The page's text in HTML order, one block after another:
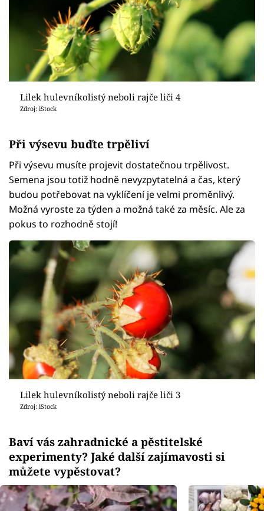
Lilek hulevníkolistý neboli rajče liči 4
Zdroj: iStock
Při výsevu buďte trpěliví
Při výsevu musíte projevit dostatečnou trpělivost.
Semena jsou totiž hodně nevyzpytatelná a čas, který
budou potřebovat na vyklíčení je velmi proměnlivý.
Možná vyroste za týden a možná také za měsíc. Ale za
pokus to rozhodně stojí!
Lilek hulevníkolistý neboli rajče liči 3
Zdroj: iStock
Baví vás zahradnické a pěstitelské
experimenty? Jaké další zajímavosti si
můžete vypěstovat?